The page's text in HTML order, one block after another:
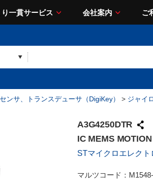
り一貫サービス 会社案内 ご
センサ、トランスデューサ（DigiKey） > ジャイ
A3G4250DTR
IC MEMS
STマイクロエレクト
マルツコード：